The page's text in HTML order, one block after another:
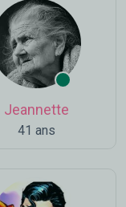
Jeannette
41 ans